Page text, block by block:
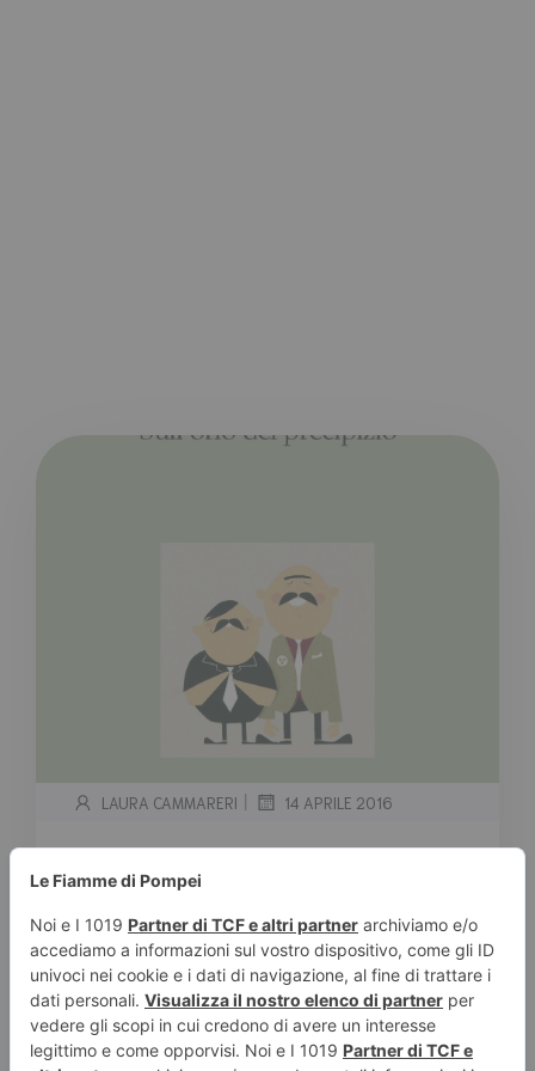
LAURA CAMMARERI | 14 APRILE 2016
Antonio Manzini – Recensione
Tempo stimato di lettura:3 minuti
Guardava il monitor del suo computer. Al
centro del foglio bianco, in Times New Roman,
corpo 14 maiuscolo grassetto, aveva scritto la
parola FINE. L’orologio segnava le 23:30....